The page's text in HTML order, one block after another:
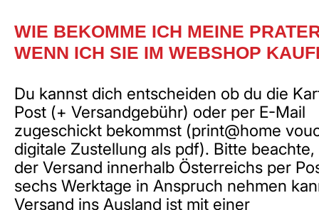
WIE BEKOMME ICH MEINE
WENN ICH SIE IM WEBSHOP
Du kannst dich entscheiden ob du die
Post (+ Versandgebühr) oder per E-Mail
zugeschickt bekommst (print@home
digitale Zustellung als pdf). Bitte beachte,
der Versand innerhalb Österreichs per
sechs Werktage in Anspruch nehmen
Versand ins Ausland ist mit einer